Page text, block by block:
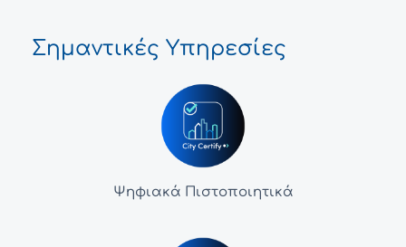
Σημαντικές Υπηρεσίες
Ψηφιακά Πιστοποιητικά